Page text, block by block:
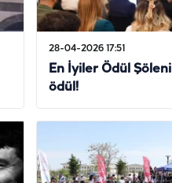
28-04-2026 17:51
En İyiler Ödül
ödül!